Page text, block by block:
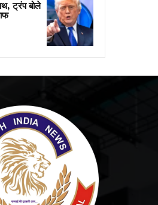
ट्रंप बोले